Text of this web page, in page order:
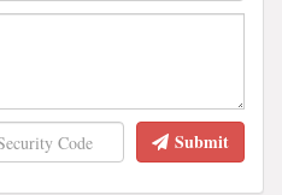
Submit